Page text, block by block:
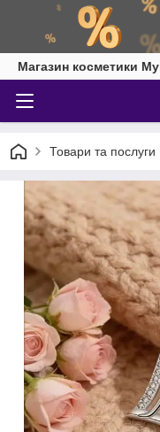
Магазин косметики
Товари та послуги